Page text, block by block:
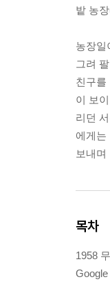
밭 농
농장일
그려
친구를
이 보
리던
에게
보내
목차
1958